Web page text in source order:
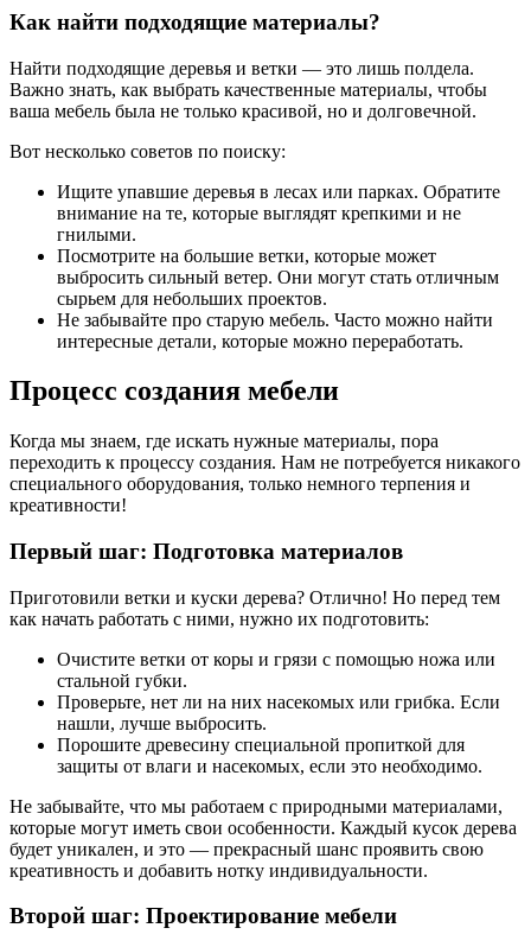
Как найти подходящие материалы?
Найти подходящие деревья и ветки — это лишь полдела.
Важно знать, как выбрать качественные материалы, чтобы
ваша мебель была не только красивой, но и долговечной.
Вот несколько советов по поиску:
Ищите упавшие деревья в лесах или парках. Обратите
внимание на те, которые выглядят крепкими и не
гнилыми.
Посмотрите на большие ветки, которые может
выбросить сильный ветер. Они могут стать отличным
сырьем для небольших проектов.
Не забывайте про старую мебель. Часто можно найти
интересные детали, которые можно переработать.
Процесс создания мебели
Когда мы знаем, где искать нужные материалы, пора
переходить к процессу создания. Нам не потребуется никакого
специального оборудования, только немного терпения и
креативности!
Первый шаг: Подготовка материалов
Приготовили ветки и куски дерева? Отлично! Но перед тем
как начать работать с ними, нужно их подготовить:
Очистите ветки от коры и грязи с помощью ножа или
стальной губки.
Проверьте, нет ли на них насекомых или грибка. Если
нашли, лучше выбросить.
Порошите древесину специальной пропиткой для
защиты от влаги и насекомых, если это необходимо.
Не забывайте, что мы работаем с природными материалами,
которые могут иметь свои особенности. Каждый кусок дерева
будет уникален, и это — прекрасный шанс проявить свою
креативность и добавить нотку индивидуальности.
Второй шаг: Проектирование мебели